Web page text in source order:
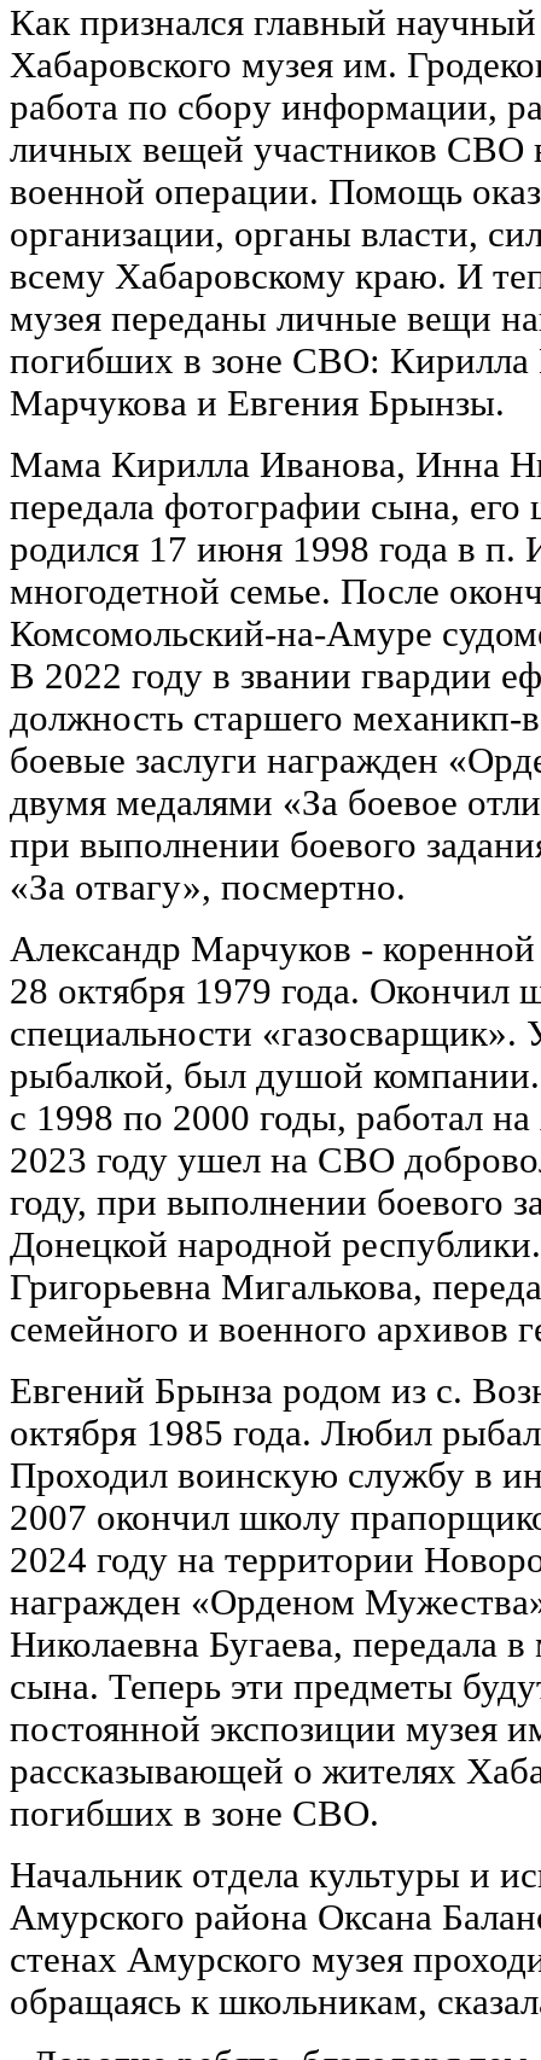
Как признался главный
Хабаровского музея им.
работа по сбору информации,
личных вещей участников СВО
военной операции. Помощь
организации, органы власти,
всему Хабаровскому краю. И
музея переданы личные вещи
погибших в зоне СВО: Кирилла
Марчукова и Евгения Брынзы.
Мама Кирилла Иванова, Инна
передала фотографии сына,
родился 17 июня 1998 года в п.
многодетной семье. После
Комсомольский-на-Амуре
В 2022 году в звании гвардии
должность старшего механикп-
боевые заслуги награжден
двумя медалями «За боевое
при выполнении боевого
«За отвагу», посмертно.
Александр Марчуков -
28 октября 1979 года.
специальности «газосварщик».
рыбалкой, был душой
с 1998 по 2000 годы, работал
2023 году ушел на СВО
году, при выполнении боевого
Донецкой народной
Григорьевна Мигалькова,
семейного и военного архивов
Евгений Брынза родом из с.
октября 1985 года. Любил
Проходил воинскую службу в
2007 окончил школу
2024 году на территории
награжден «Орденом
Николаевна Бугаева, передала
сына. Теперь эти предметы
постоянной экспозиции музея
рассказывающей о жителях
погибших в зоне СВО.
Начальник отдела культуры и
Амурского района Оксана
стенах Амурского музея
обращаясь к школьникам,